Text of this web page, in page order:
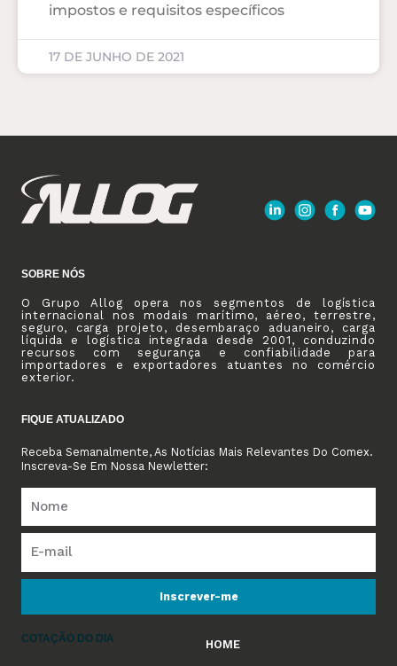
impostos e requisitos específicos
17 DE JUNHO DE 2021
SOBRE NÓS
O Grupo Allog opera nos segmentos de logística
internacional nos modais marítimo, aéreo, terrestre,
seguro, carga projeto, desembaraço aduaneiro, carga
líquida e logística integrada desde 2001, conduzindo
recursos com segurança e confiabilidade para
importadores e exportadores atuantes no comércio
exterior.
FIQUE ATUALIZADO
Receba Semanalmente, As Notícias Mais Relevantes Do Comex.
Inscreva-Se Em Nossa Newletter:
Inscrever-me
COTAÇÃO DO DIA HOME